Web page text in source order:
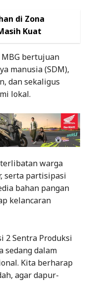
di Zona
Kuat
bertujuan
manusia (SDM),
dan sekaligus
lokal.
warga
serta partisipasi
bahan pangan
kelancaran
2 Sentra Produksi
sedang dalam
Kita berharap
agar dapur-